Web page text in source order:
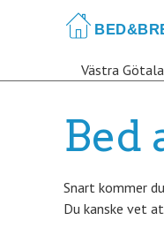
Västra
Bed
Snart kommer
Du kanske vet